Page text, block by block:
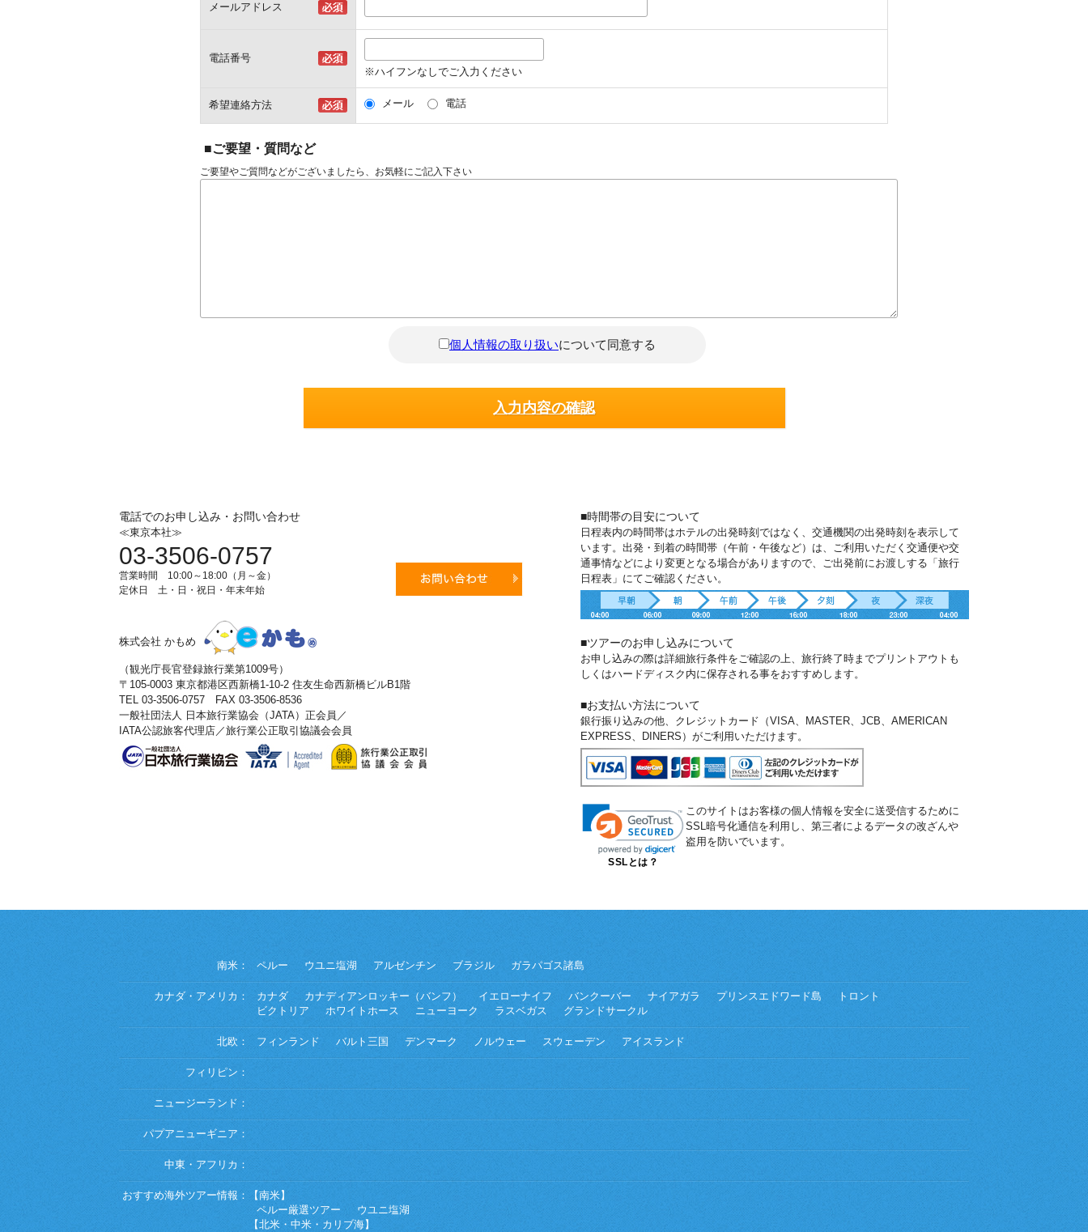
メールアドレス
電話番号
※ハイフンなしでご入力ください
希望連絡方法 メール 電話
■ご要望・質問など
ご要望やご質問などがございましたら、お気軽にご記入下さい
個人情報の取り扱いについて同意する
電話でのお申し込み・お問い合わせ
≪東京本社≫
03-3506-0757
営業時間 10:00～18:00（月～金）
定休日 土・日・祝日・年末年始
株式会社 かもめ
（観光庁長官登録旅行業第1009号）
〒105-0003 東京都港区西新橋1-10-2 住友生命西新橋ビルB1階
TEL 03-3506-0757 FAX 03-3506-8536
一般社団法人 日本旅行業協会（JATA）正会員／
IATA公認旅客代理店／旅行業公正取引協議会会員
■時間帯の目安について
日程表内の時間帯はホテルの出発時刻ではなく、交通機関の出発時刻を表示して
います。出発・到着の時間帯（午前・午後など）は、ご利用いただく交通便や交
通事情などにより変更となる場合がありますので、ご出発前にお渡しする「旅行
日程表」にてご確認ください。
■ツアーのお申し込みについて
お申し込みの際は詳細旅行条件をご確認の上、旅行終了時までプリントアウトも
しくはハードディスク内に保存される事をおすすめします。
■お支払い方法について
銀行振り込みの他、クレジットカード（VISA、MASTER、JCB、AMERICAN
EXPRESS、DINERS）がご利用いただけます。
SSLとは？
このサイトはお客様の個人情報を安全に送受信するために
SSL暗号化通信を利用し、第三者によるデータの改ざんや
盗用を防いでいます。
南米： ペルー ウユニ塩湖 アルゼンチン ブラジル ガラパゴス諸島
カナダ・アメリカ： カナダ カナディアンロッキー（バンフ） イエローナイフ バンクーバー ナイアガラ プリンスエドワード島
トロント
ビクトリア
ホワイトホース ニューヨーク ラスベガス グランドサークル
北欧： フィンランド バルト三国 デンマーク ノルウェー スウェーデン アイスランド
フィリピン：
ニュージーランド：
パプアニューギニア：
中東・アフリカ：
おすすめ海外ツアー情報：
【南米】
ペルー厳選ツアー
ウユニ塩湖
【北米・中米・カリブ海】